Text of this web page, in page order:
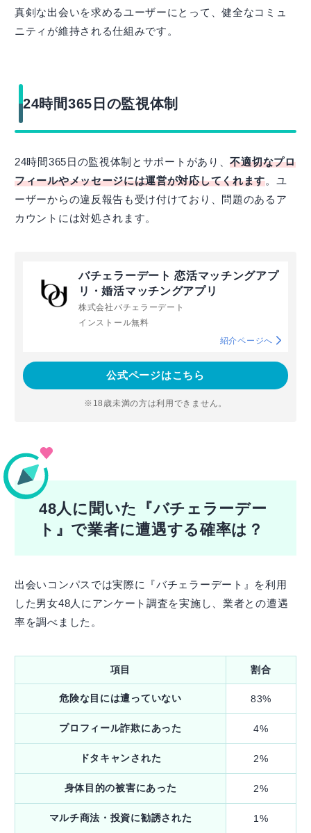
真剣な出会いを求めるユーザーにとって、健全なコミュ
ニティが維持される仕組みです。
24時間365日の監視体制
24時間365日の監視体制とサポートがあり、不適切なプロ
フィールやメッセージには運営が対応してくれます。ユ
ーザーからの違反報告も受け付けており、問題のあるア
カウントには対処されます。
バチェラーデート 恋活マッチングアプ
リ・婚活マッチングアプリ
株式会社バチェラーデート
インストール無料
紹介ページへ
公式ページはこちら
※18歳未満の方は利用できません。
48人に聞いた『バチェラーデー
ト』で業者に遭遇する確率は？
出会いコンパスでは実際に『バチェラーデート』を利用
した男女48人にアンケート調査を実施し、業者との遭遇
率を調べました。
項目 割合
危険な目には遭っていない 83%
プロフィール詐欺にあった 4%
ドタキャンされた 2%
身体目的の被害にあった 2%
マルチ商法・投資に勧誘された 1%